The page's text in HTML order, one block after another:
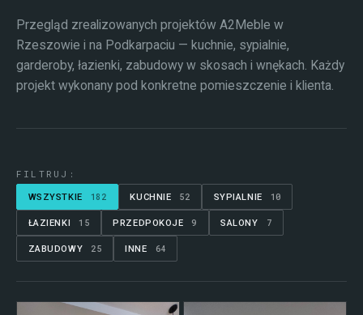
PLEN UA
Przegląd zrealizowanych projektów A2Meble w
Rzeszowie i na Podkarpaciu — kuchnie, sypialnie,
garderoby, łazienki, zabudowy w skosach i wnękach. Każdy
projekt wykonany pod konkretne pomieszczenie i klienta.
FILTRUJ:
WSZYSTKIE 182 KUCHNIE 52 SYPIALNIE 10
ŁAZIENKI 15 PRZEDPOKOJE 9 SALONY 7
ZABUDOWY 25 INNE 64